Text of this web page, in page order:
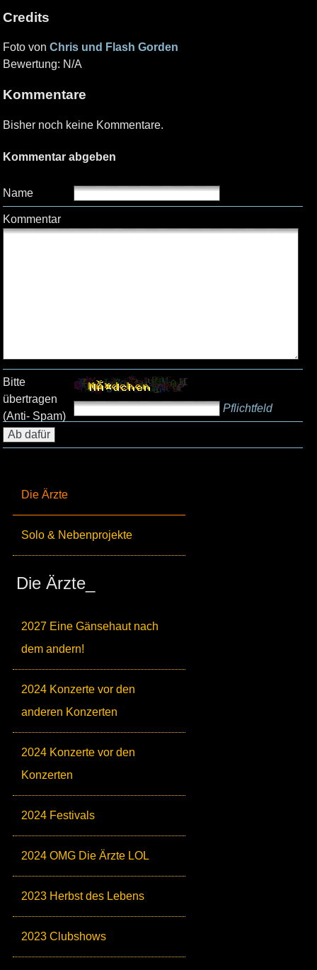
Die Ärzte
Solo & Nebenprojekte
Die Ärzte_
2027 Eine Gänsehaut nach
dem andern!
2024 Konzerte vor den
anderen Konzerten
2024 Konzerte vor den
Konzerten
2024 Festivals
2024 OMG Die Ärzte LOL
2023 Herbst des Lebens
2023 Clubshows
Credits
Foto von Chris und Flash Gorden
Bewertung: N/A
Kommentare
Bisher noch keine Kommentare.
Kommentar abgeben
Name
Kommentar
Bitte
übertragen
(Anti- Spam)
Pflichtfeld